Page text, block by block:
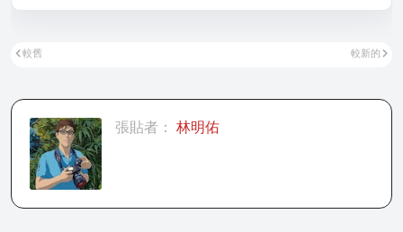
較新的
較舊
張貼者： 林明佑